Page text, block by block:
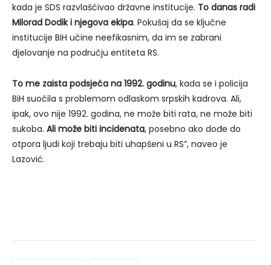
kada je SDS razvlašćivao državne institucije. To danas radi
Milorad Dodik i njegova ekipa. Pokušaj da se ključne
institucije BiH učine neefikasnim, da im se zabrani
djelovanje na području entiteta RS.
To me zaista podsjeća na 1992. godinu, kada se i policija
BiH suočila s problemom odlaskom srpskih kadrova. Ali,
ipak, ovo nije 1992. godina, ne može biti rata, ne može biti
sukoba. Ali može biti incidenata, posebno ako dođe do
otpora ljudi koji trebaju biti uhapšeni u RS”, naveo je
Lazović.